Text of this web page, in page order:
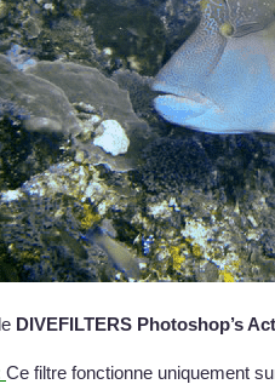
DIVEFILTERS Photoshop’s
Ce filtre fonctionne uniquement